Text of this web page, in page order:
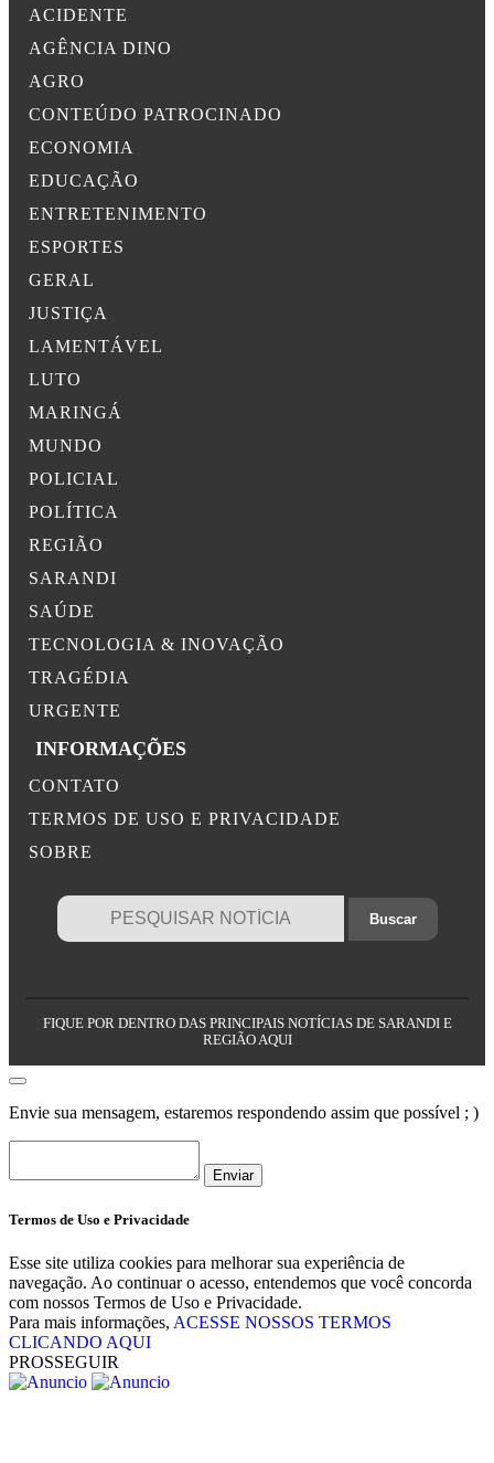
ACIDENTE
AGÊNCIA DINO
AGRO
CONTEÚDO PATROCINADO
ECONOMIA
EDUCAÇÃO
ENTRETENIMENTO
ESPORTES
GERAL
JUSTIÇA
LAMENTÁVEL
LUTO
MARINGÁ
MUNDO
POLICIAL
POLÍTICA
REGIÃO
SARANDI
SAÚDE
TECNOLOGIA & INOVAÇÃO
TRAGÉDIA
URGENTE
INFORMAÇÕES
CONTATO
TERMOS DE USO E PRIVACIDADE
SOBRE
FIQUE POR DENTRO DAS PRINCIPAIS NOTÍCIAS DE SARANDI E
REGIÃO AQUI
Envie sua mensagem, estaremos respondendo assim que possível ; )
Enviar
Termos de Uso e Privacidade
Esse site utiliza cookies para melhorar sua experiência de
navegação. Ao continuar o acesso, entendemos que você concorda
com nossos Termos de Uso e Privacidade.
Para mais informações, ACESSE NOSSOS TERMOS
CLICANDO AQUI
PROSSEGUIR